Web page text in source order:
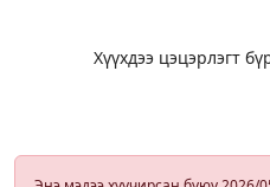
Хүүхдээ цэцэрлэгт